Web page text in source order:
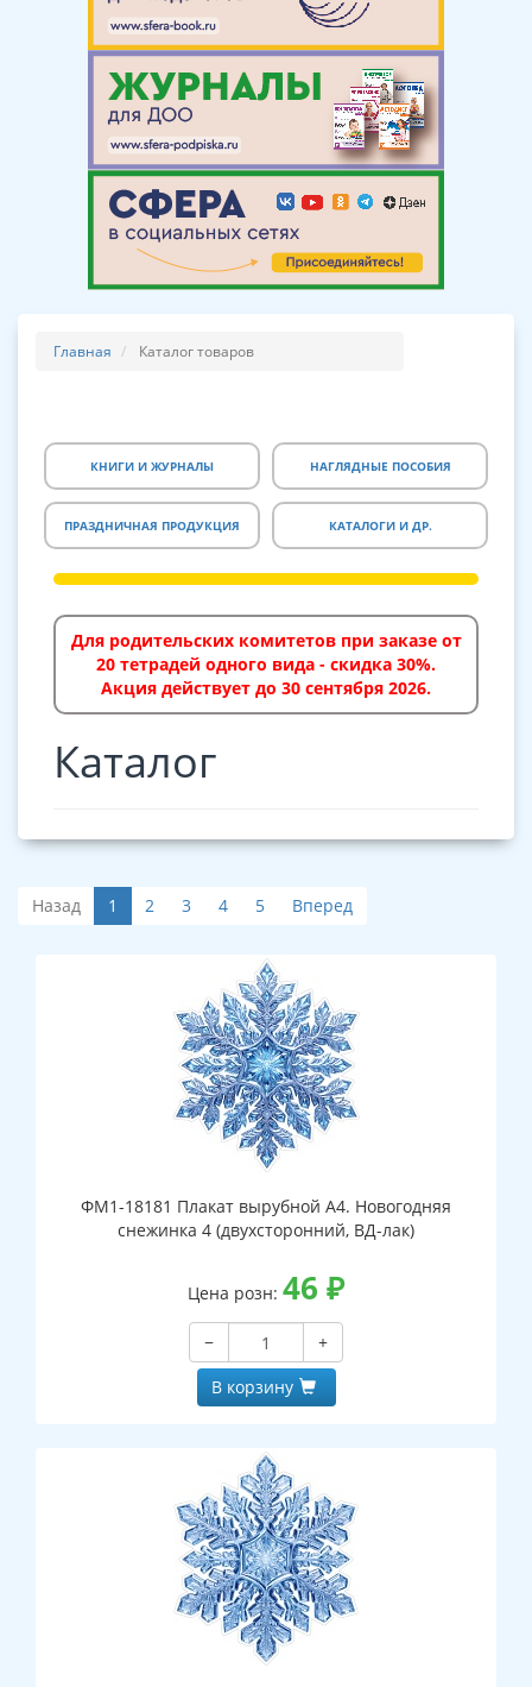
Главная Каталог товаров
КНИГИ И ЖУРНАЛЫ НАГЛЯДНЫЕ ПОСОБИЯ
ПРАЗДНИЧНАЯ ПРОДУКЦИЯ КАТАЛОГИ И ДР.
Для родительских комитетов при заказе от
20 тетрадей одного вида - скидка 30%.
Акция действует до 30 сентября 2026.
Каталог
Назад 1 2 3 4 5 Вперед
ФМ1-18181 Плакат вырубной А4. Новогодняя
снежинка 4 (двухсторонний, ВД-лак)
Цена розн: 46 ₽
−
+
В корзину